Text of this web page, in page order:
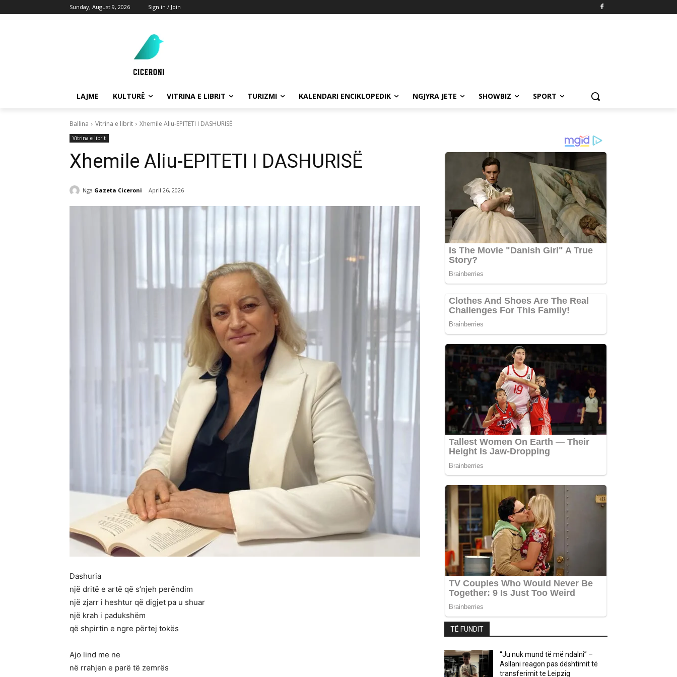
Sunday, August 9, 2026 Sign in / Join
LAJME KULTURË VITRINA E LIBRIT TURIZMI KALENDARI ENCIKLOPEDIK NGJYRA JETE SHOWBIZ SPORT
Ballina Vitrina e librit Xhemile Aliu-EPITETI I DASHURISË
Vitrina e librit
Xhemile Aliu-EPITETI I DASHURISË
Nga Gazeta Ciceroni April 26, 2026
Dashuria
një dritë e artë që s’njeh perëndim
një zjarr i heshtur që digjet pa u shuar
një krah i padukshëm
që shpirtin e ngre përtej tokës
Ajo lind me ne
në rrahjen e parë të zemrës
TË FUNDIT
“Ju nuk mund të më ndalni” –
Asllani reagon pas dështimit të
transferimit te Leipzig